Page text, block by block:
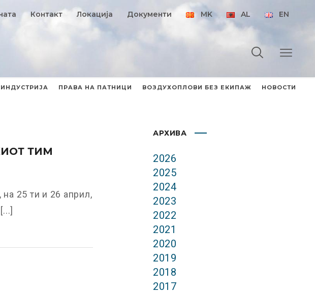
Контакт Локација Документи MK AL EN
ПРАВА НА ПАТНИЦИ ВОЗДУХОПЛОВИ БЕЗ ЕКИПАЖ НОВОСТИ
ТИМ
25 ти и 26 април,
АРХИВА
2026
2025
2024
2023
2022
2021
2020
2019
2018
2017